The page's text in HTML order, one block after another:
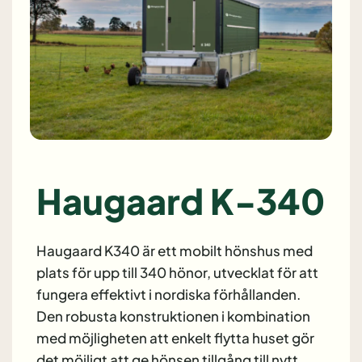
Haugaard K-340
Haugaard K340 är ett mobilt hönshus med
plats för upp till 340 hönor, utvecklat för att
fungera effektivt i nordiska förhållanden.
Den robusta konstruktionen i kombination
med möjligheten att enkelt flytta huset gör